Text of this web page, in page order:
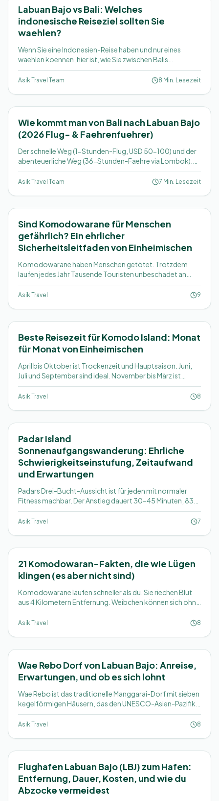
Labuan Bajo vs Bali: Welches
indonesische Reiseziel sollten Sie
waehlen?
Wenn Sie eine Indonesien-Reise haben und nur eines
waehlen koennen, hier ist, wie Sie zwischen Balis
Straenden+Kultur+Nachtleben und Labuan Bajos
Drachen+Tauchen+wilden Inseln entscheiden.
Asik Travel Team 8 Min. Lesezeit
Wie kommt man von Bali nach Labuan Bajo
(2026 Flug- & Faehrenfuehrer)
Der schnelle Weg (1-Stunden-Flug, USD 50-100) und der
abenteuerliche Weg (36-Stunden-Faehre via Lombok).
Fahrplaene, Preise, Fluggesellschaften und welchen Flug
Sie tatsaechlich buchen sollten.
Asik Travel Team 7 Min. Lesezeit
Sind Komodowarane für Menschen
gefährlich? Ein ehrlicher
Sicherheitsleitfaden von Einheimischen
Komodowarane haben Menschen getötet. Trotzdem
laufen jedes Jahr Tausende Touristen unbeschadet an
ihnen vorbei. Was wirklich passiert, und die
Sicherheitsregeln unserer Ranger.
Asik Travel 9
Beste Reisezeit für Komodo Island: Monat
für Monat von Einheimischen
April bis Oktober ist Trockenzeit und Hauptsaison. Juni,
Juli und September sind ideal. November bis März ist
ruhiger, aber das Meer ist rauer. Was jeder Monat wirklich
bringt.
Asik Travel 8
Padar Island
Sonnenaufgangswanderung: Ehrliche
Schwierigkeitseinstufung, Zeitaufwand
und Erwartungen
Padars Drei-Bucht-Aussicht ist für jeden mit normaler
Fitness machbar. Der Anstieg dauert 30-45 Minuten, 838
Stufen (wir haben gezählt), und der Holzsteg oben ist das,
woran sich die meisten erinnern.
Asik Travel 7
21 Komodowaran-Fakten, die wie Lügen
klingen (es aber nicht sind)
Komodowarane laufen schneller als du. Sie riechen Blut
aus 4 Kilometern Entfernung. Weibchen können sich ohne
Männchen fortpflanzen. Das ist nur der Anfang.
Asik Travel 8
Wae Rebo Dorf von Labuan Bajo: Anreise,
Erwartungen, und ob es sich lohnt
Wae Rebo ist das traditionelle Manggarai-Dorf mit sieben
kegelförmigen Häusern, das den UNESCO-Asien-Pazifik-
Kulturpreis erhielt. Von Labuan Bajo aus sind es vier
Stunden Fahrt plus drei Stunden Bergaufstieg. Was die
Asik Travel 8
Flughafen Labuan Bajo (LBJ) zum Hafen:
Entfernung, Dauer, Kosten, und wie du
Abzocke vermeidest